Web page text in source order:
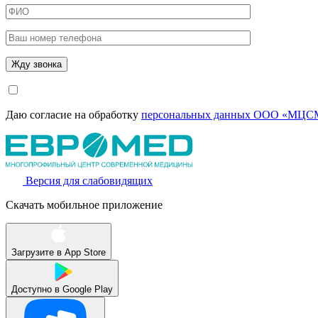
Даю согласие на обработку персональных данных ООО
Версия для слабовидящих
Скачать мобильное приложение
Загрузите в App Store
Доступно в Google Play